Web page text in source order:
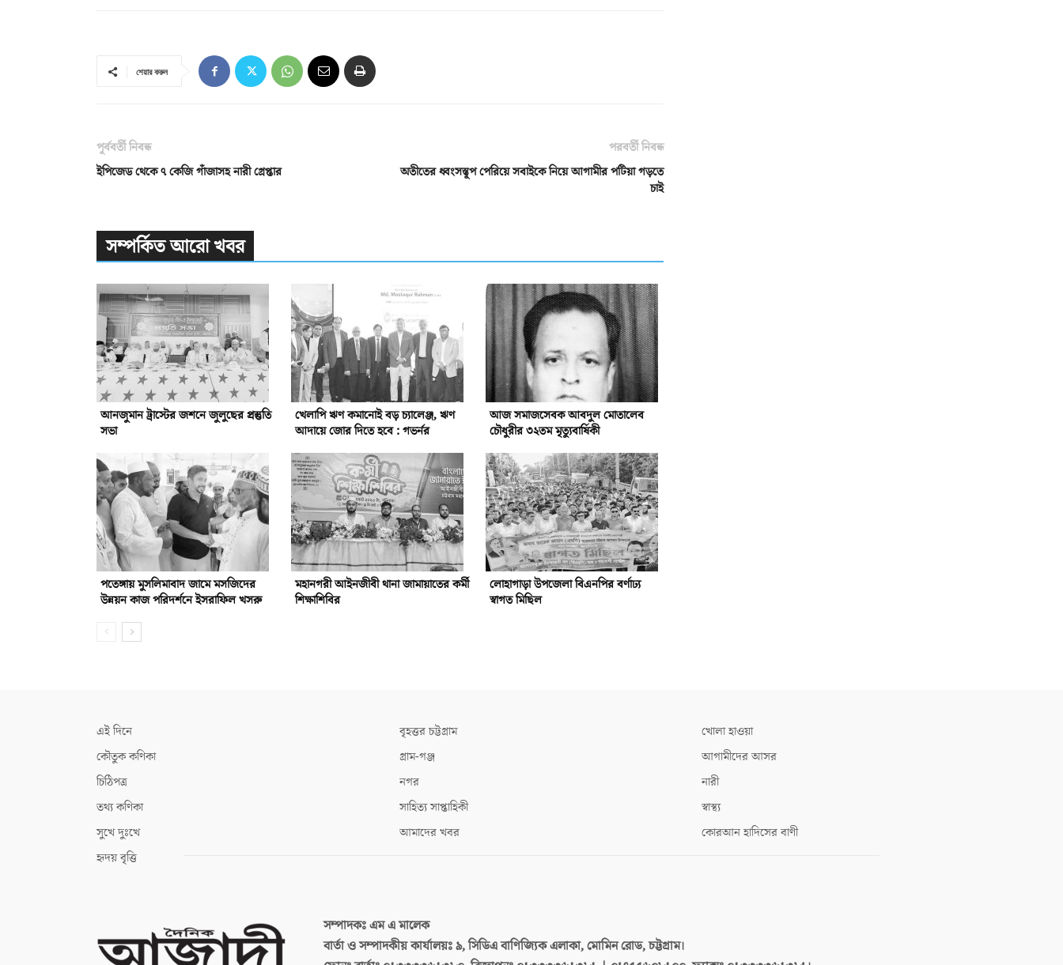
শেয়ার করুন
পূর্ববর্তী নিবন্ধ
ইপিজেড থেকে ৭ কেজি গাঁজাসহ নারী গ্রেপ্তার
পরবর্তী নিবন্ধ
অতীতের ধ্বংসস্তূপ পেরিয়ে সবাইকে নিয়ে আগামীর পটিয়া গড়তে
চাই
সম্পর্কিত আরো খবর
আনজুমান ট্রাস্টের জশনে জুলুছের প্রস্তুতি
সভা
খেলাপি ঋণ কমানোই বড় চ্যালেঞ্জ, ঋণ
আদায়ে জোর দিতে হবে : গভর্নর
আজ সমাজসেবক আবদুল মোতালেব
চৌধুরীর ৩২তম মৃত্যুবার্ষিকী
পতেঙ্গায় মুসলিমাবাদ জামে মসজিদের
উন্নয়ন কাজ পরিদর্শনে ইসরাফিল খসরু
মহানগরী আইনজীবী থানা জামায়াতের কর্মী
শিক্ষাশিবির
লোহাগাড়া উপজেলা বিএনপির বর্ণাঢ্য
স্বাগত মিছিল
এই দিনে
কৌতুক কণিকা
চিঠিপত্র
তথ্য কণিকা
সুখে দুঃখে
হৃদয় বৃত্তি
বৃহত্তর চট্টগ্রাম
গ্রাম-গঞ্জ
নগর
সাহিত্য সাপ্তাহিকী
আমাদের খবর
খোলা হাওয়া
আগামীদের আসর
নারী
স্বাস্থ্য
কোরআন হাদিসের বাণী
সম্পাদকঃএম এ মালেক
বার্তা ও সম্পাদকীয় কার্যালয়ঃ৯, সিডিএ বাণিজ্যিক এলাকা, মোমিন রোড, চট্টগ্রাম।